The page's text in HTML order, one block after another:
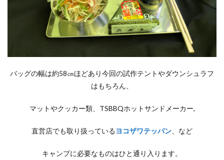
バッグの幅は約58㎝ほどあり今回の試作テントやダウンシュラフ
はもちろん、
マットやクッカー類、TSBBQホットサンドメーカー,
直営店でも取り扱っているヨコザワテッパン 、など
キャンプに必要なものはひと通り入ります。